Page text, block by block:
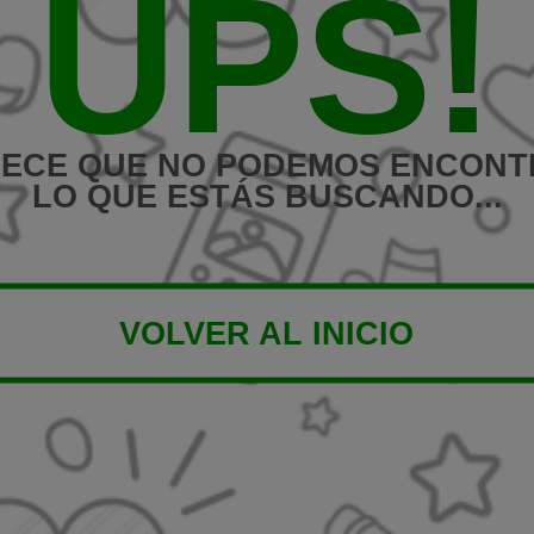
UPS!
QUE NO PODEMOS
LO QUE ESTÁS BUSCANDO...
VOLVER AL INICIO